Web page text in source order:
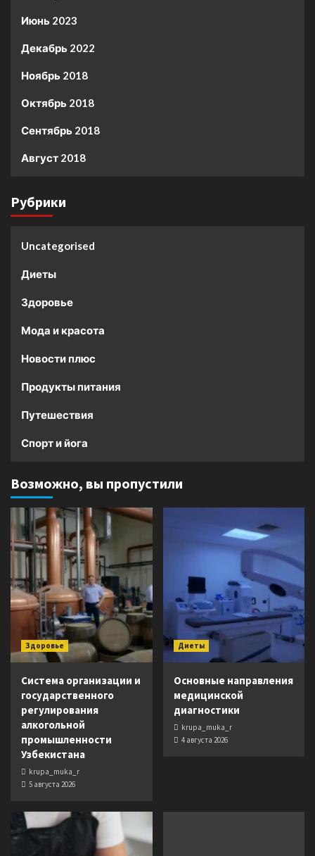
Июнь 2023
Декабрь 2022
Ноябрь 2018
Октябрь 2018
Сентябрь 2018
Август 2018
Рубрики
Uncategorised
Диеты
Здоровье
Мода и красота
Новости плюс
Продукты питания
Путешествия
Спорт и йога
Возможно, вы пропустили
Здоровье
Система организации и
государственного
регулирования
алкогольной
промышленности
Узбекистана
krupa_muka_r
5 августа 2026
Диеты
Основные направления
медицинской
диагностики
krupa_muka_r
4 августа 2026